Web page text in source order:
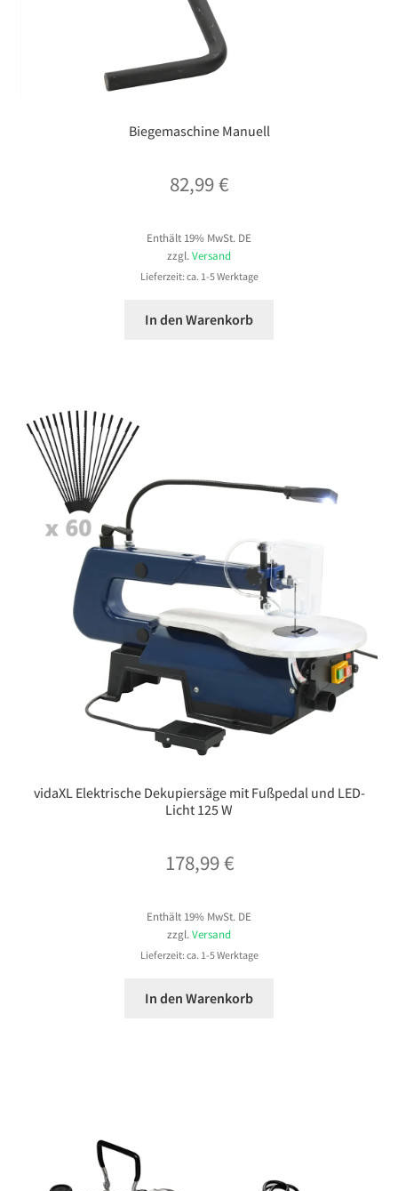
Biegemaschine Manuell
82,99€
Enthält 19% MwSt. DE
zzgl. Versand
Lieferzeit: ca. 1-5 Werktage
In den Warenkorb
vidaXL Elektrische Dekupiersäge mit Fußpedal und LED-
Licht 125 W
178,99€
Enthält 19% MwSt. DE
zzgl. Versand
Lieferzeit: ca. 1-5 Werktage
In den Warenkorb